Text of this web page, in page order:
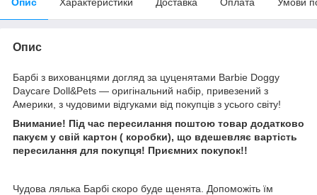
Опис
Барбі з вихованцями догляд за цуценятами Barbie Doggy
Daycare Doll&Pets — оригінальний набір, привезений з
Америки, з чудовими відгуками від покупців з усього світу!
Внимание! Під час пересилання поштою товар додатково
пакуєм у свій картон ( коробки), що вдешевляє вартість
пересилання для покупця! Приємних покупок!!
Чудова лялька Барбі скоро буде щенята. Допоможіть їм